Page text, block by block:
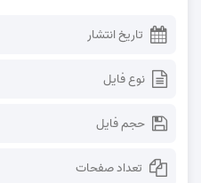
تاریخ انتشار
نوع فایل
حجم فایل
تعداد صفحات